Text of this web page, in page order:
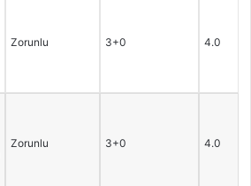
Zorunlu 3+0 4.0
Zorunlu 3+0 4.0